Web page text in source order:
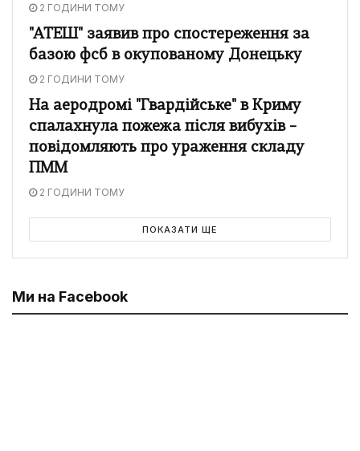
2 ГОДИНИ ТОМУ
"АТЕШ" заявив про спостереження за
базою фсб в окупованому Донецьку
2 ГОДИНИ ТОМУ
На аеродромі "Гвардійське" в Криму
спалахнула пожежа після вибухів –
повідомляють про ураження складу
ПММ
2 ГОДИНИ ТОМУ
ПОКАЗАТИ ЩЕ
Ми на Facebook